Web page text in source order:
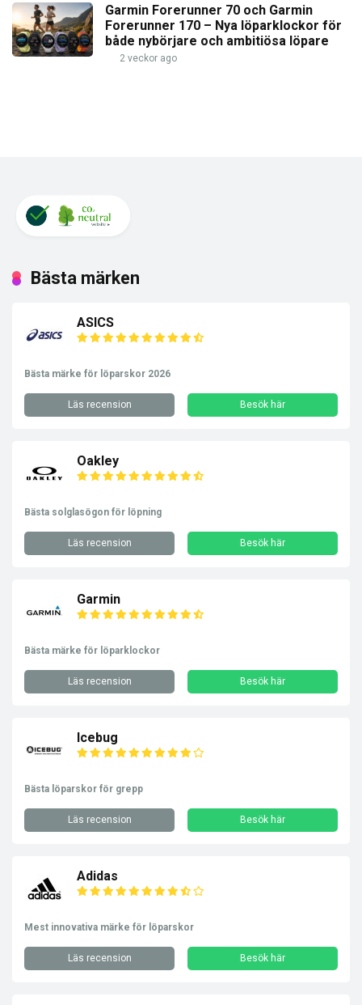
Garmin Forerunner 70 och Garmin
Forerunner 170 – Nya löparklockor för
både nybörjare och ambitiösa löpare
2 veckor ago
Bästa märken
ASICS
Bästa märke för löparskor 2026
Läs recension Besök här
Oakley
Bästa solglasögon för löpning
Läs recension Besök här
Garmin
Bästa märke för löparklockor
Läs recension Besök här
Icebug
Bästa löparskor för grepp
Läs recension Besök här
Adidas
Mest innovativa märke för löparskor
Läs recension Besök här